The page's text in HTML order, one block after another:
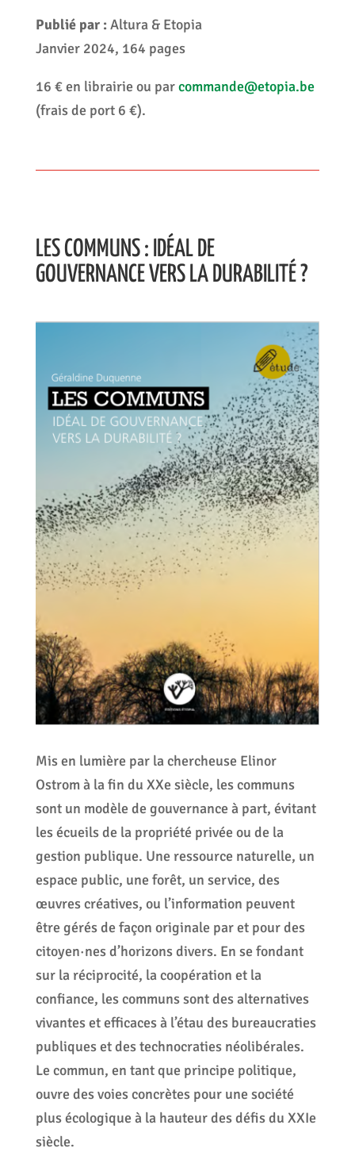
Publié par : Altura & Etopia
Janvier 2024, 164 pages
16 € en librairie ou parcommande@etopia.be
(frais de port 6 €).
LES COMMUNS : IDÉAL DE
GOUVERNANCE VERS LA DURABILITÉ ?
Mis en lumière par la chercheuse Elinor
Ostrom à la fin du XXe siècle, les communs
sont un modèle de gouvernance à part, évitant
les écueils de la propriété privée ou de la
gestion publique. Une ressource naturelle, un
espace public, une forêt, un service, des
œuvres créatives, ou l’information peuvent
être gérés de façon originale par et pour des
citoyen·nes d’horizons divers. En se fondant
sur la réciprocité, la coopération et la
confiance, les communs sont des alternatives
vivantes et efficaces à l’étau des bureaucraties
publiques et des technocraties néolibérales.
Le commun, en tant que principe politique,
ouvre des voies concrètes pour une société
plus écologique à la hauteur des défis du XXIe
siècle.